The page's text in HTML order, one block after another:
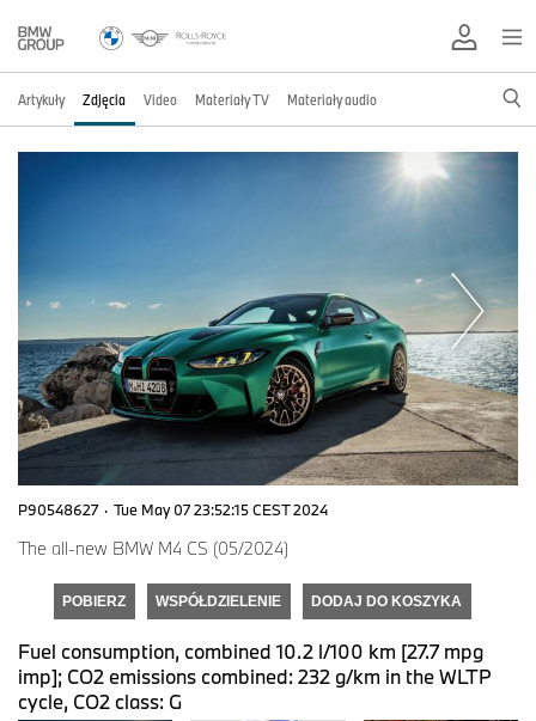
Artykuły Zdjęcia Video Materiały TV Materiały audio
P90548627 · Tue May 07 23:52:15 CEST 2024
The all-new BMW M4 CS (05/2024)
POBIERZ WSPÓŁDZIELENIE DODAJ DO KOSZYKA
Fuel consumption, combined 10.2 l/100 km [27.7 mpg
imp]; CO2 emissions combined: 232 g/km in the WLTP
cycle, CO2 class: G